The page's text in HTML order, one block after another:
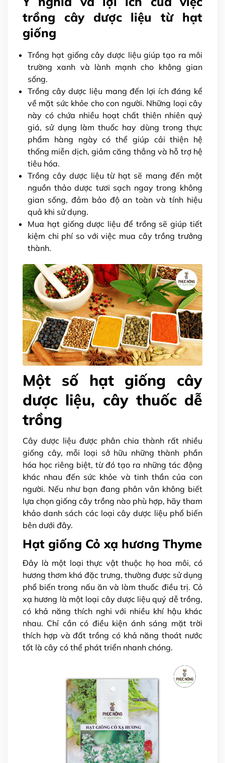
trồng cây dược liệu từ hạt
giống
Trồng hạt giống cây dược liệu giúp tạo ra môi
trường xanh và lành mạnh cho không gian
sống.
Trồng cây dược liệu mang đến lợi ích đáng kể
về mặt sức khỏe cho con người. Những loại cây
này có chứa nhiều hoạt chất thiên nhiên quý
giá, sử dụng làm thuốc hay dùng trong thực
phẩm hàng ngày có thể giúp cải thiện hệ
thống miễn dịch, giảm căng thẳng và hỗ trợ hệ
tiêu hóa.
Trồng cây dược liệu từ hạt sẽ mang đến một
nguồn thảo dược tươi sạch ngay trong không
gian sống, đảm bảo độ an toàn và tính hiệu
quả khi sử dụng.
Mua hạt giống dược liệu để trồng sẽ giúp tiết
kiệm chi phí so với việc mua cây trồng trưởng
thành.
Một số hạt giống cây
dược liệu, cây thuốc dễ
trồng
Cây dược liệu được phân chia thành rất nhiều
giống cây, mỗi loại sở hữu những thành phần
hóa học riêng biệt, từ đó tạo ra những tác động
khác nhau đến sức khỏe và tinh thần của con
người. Nếu như bạn đang phân vân không biết
lựa chọn giống cây trồng nào phù hợp, hãy tham
khảo danh sách các loại cây dược liệu phổ biến
bên dưới đây.
Hạt giống Cỏ xạ hương Thyme
Đây là một loại thực vật thuộc họ hoa môi, có
hương thơm khá đặc trưng, thường được sử dụng
phổ biến trong nấu ăn và làm thuốc điều trị. Cỏ
xạ hương là một loại cây dược liệu quý dễ trồng,
có khả năng thích nghi với nhiều khí hậu khác
nhau. Chỉ cần có điều kiện ánh sáng mặt trời
thích hợp và đất trồng có khả năng thoát nước
tốt là cây có thể phát triển nhanh chóng.